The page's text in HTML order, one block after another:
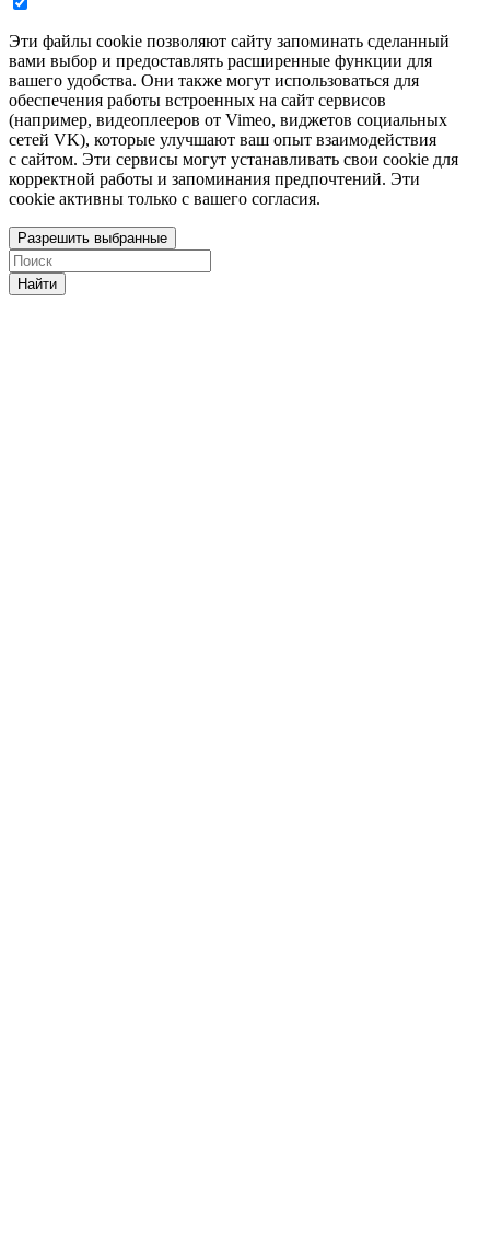
Эти файлы cookie позволяют сайту запоминать сделанный
вами выбор и предоставлять расширенные функции для
вашего удобства. Они также могут использоваться для
обеспечения работы встроенных на сайт сервисов
(например, видеоплееров от Vimeo, виджетов социальных
сетей VK), которые улучшают ваш опыт взаимодействия
с сайтом. Эти сервисы могут устанавливать свои cookie для
корректной работы и запоминания предпочтений. Эти
cookie активны только с вашего согласия.
Разрешить выбранные
Найти